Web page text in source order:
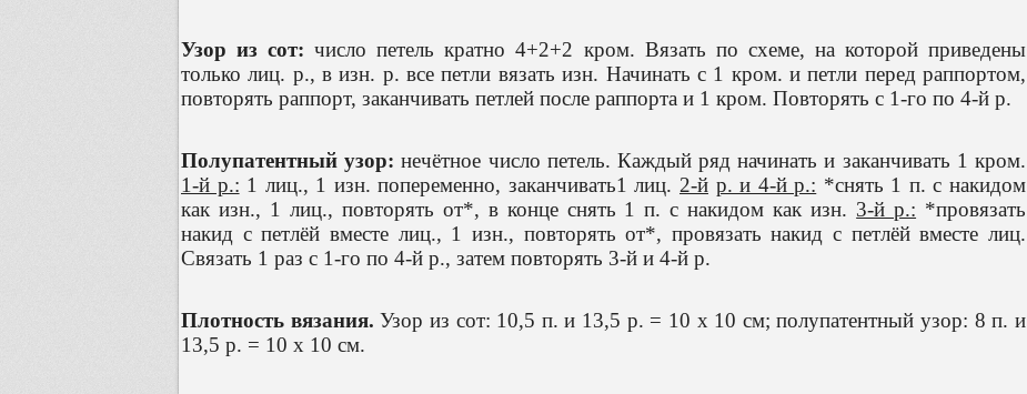
Узор из сот: число петель кратно 4+2+2 кром. Вязать по схеме, на которой приведены
только лиц. р., в изн. р. все петли вязать изн. Начинать с 1 кром. и петли перед раппортом,
повторять раппорт, заканчивать петлей после раппорта и 1 кром. Повторять с 1-го по 4-й р.
Полупатентный узор: нечётное число петель. Каждый ряд начинать и заканчивать 1 кром.
1-й р.: 1 лиц., 1 изн. попеременно, заканчивать1 лиц. 2-й р. и 4-й р.: *снять 1 п. с накидом
как изн., 1 лиц., повторять от*, в конце снять 1 п. с накидом как изн. 3-й р.: *провязать
накид с петлёй вместе лиц., 1 изн., повторять от*, провязать накид с петлёй вместе лиц.
Связать 1 раз с 1-го по 4-й р., затем повторять 3-й и 4-й р.
Плотность вязания. Узор из сот: 10,5 п. и 13,5 р. = 10 х 10 см; полупатентный узор: 8 п. и
13,5 р. = 10 х 10 см.